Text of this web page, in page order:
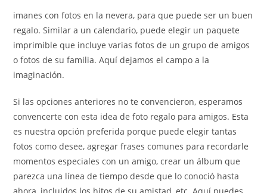
imanes con fotos en la nevera, para que puede ser un buen
regalo. Similar a un calendario, puede elegir un paquete
imprimible que incluye varias fotos de un grupo de amigos
o fotos de su familia. Aquí dejamos el campo a la
imaginación.
Si las opciones anteriores no te convencieron, esperamos
convencerte con esta idea de foto regalo para amigos. Esta
es nuestra opción preferida porque puede elegir tantas
fotos como desee, agregar frases comunes para recordarle
momentos especiales con un amigo, crear un álbum que
parezca una línea de tiempo desde que lo conoció hasta